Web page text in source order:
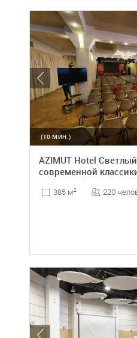
(10 МИН.)
AZIMUT Hotel
современной
385 м2 220